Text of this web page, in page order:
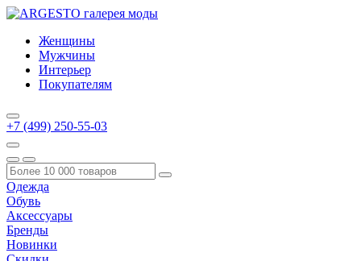
Женщины
Мужчины
Интерьер
Покупателям
+7 (499) 250-55-03
Одежда
Обувь
Аксессуары
Бренды
Новинки